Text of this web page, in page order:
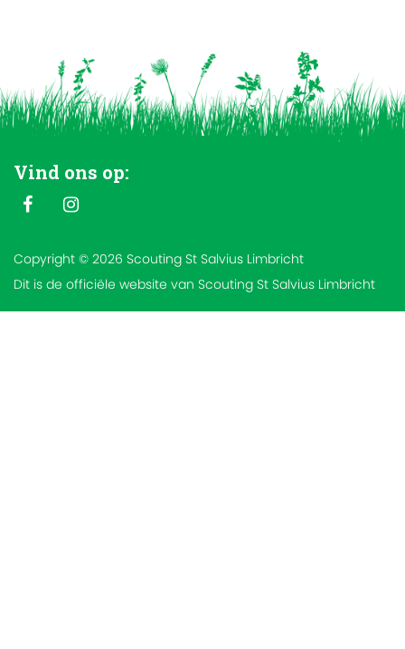
Vind ons op:
Copyright © 2026 Scouting St Salvius Limbricht
Dit is de officiële website van Scouting St Salvius Limbricht